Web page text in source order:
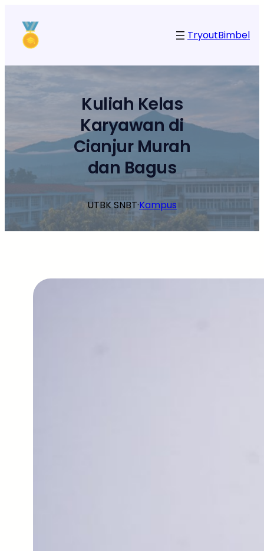
konten
TryoutBimbel
Kuliah Kelas
Karyawan di
Cianjur Murah
dan Bagus
UTBK SNBT·Kampus